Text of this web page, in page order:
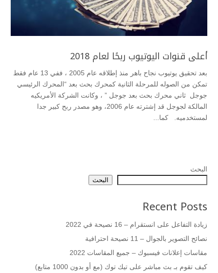
أعلى قنوات اليوتيوب ربحًا لعام 2018
بعد تحقيق يوتيوب نجاح باهر منذ إطلاقه عام 2005 ، ففي 13 عام فقط
تمكن من الصوله للمرحلة الثانية كمحرك بحث بعد “المحرك الرئيسي
جوجل ثاني محرك بحث بعد جوجل ” ، وكانت الشركة الأمريكيه
المالكة لجوجل قد إشترته عام 2006، وهو مصدر ربح كبير جدا
لمستخدميه. كما...
البحث
البحث
Recent Posts
زيادة التفاعل على انستقرام – 16 نصيحة في 2022
نصائح التصوير بالجوال – 11 نصيحة احترافية
مقاسات إعلانات فيسبوك – جميع المقاسات 2022
كيف تقوم بـ بث مباشر على تيك توك (مع أو بدون 1000 متابع)